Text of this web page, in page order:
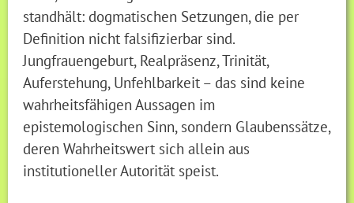
standhält: dogmatischen Setzungen, die per
Definition nicht falsifizierbar sind.
Jungfrauengeburt, Realpräsenz, Trinität,
Auferstehung, Unfehlbarkeit – das sind keine
wahrheitsfähigen Aussagen im
epistemologischen Sinn, sondern Glaubenssätze,
deren Wahrheitswert sich allein aus
institutioneller Autorität speist.